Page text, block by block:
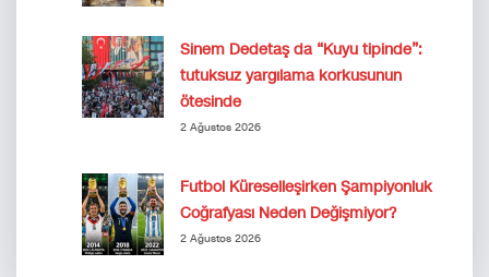
Sinem Dedetaş da “Kuyu tipinde”:
tutuksuz yargılama korkusunun
ötesinde
2 Ağustos 2026
Futbol Küreselleşirken Şampiyonluk
Coğrafyası Neden Değişmiyor?
2 Ağustos 2026